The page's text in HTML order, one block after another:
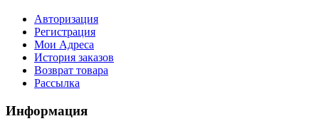
Авторизация
Регистрация
Мои Адреса
История заказов
Возврат товара
Рассылка
Информация